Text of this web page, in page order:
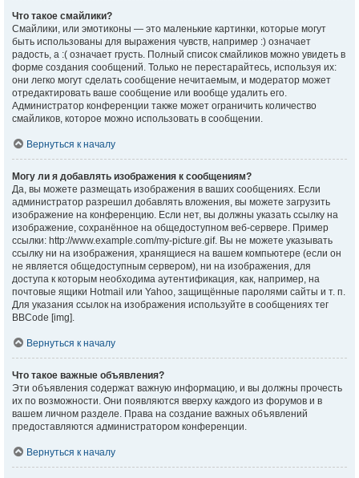
Что такое смайлики?
Смайлики, или эмотиконы — это маленькие картинки, которые могут
быть использованы для выражения чувств, например :) означает
радость, а :( означает грусть. Полный список смайликов можно увидеть в
форме создания сообщений. Только не перестарайтесь, используя их:
они легко могут сделать сообщение нечитаемым, и модератор может
отредактировать ваше сообщение или вообще удалить его.
Администратор конференции также может ограничить количество
смайликов, которое можно использовать в сообщении.
Вернуться к началу
Могу ли я добавлять изображения к сообщениям?
Да, вы можете размещать изображения в ваших сообщениях. Если
администратор разрешил добавлять вложения, вы можете загрузить
изображение на конференцию. Если нет, вы должны указать ссылку на
изображение, сохранённое на общедоступном веб-сервере. Пример
ссылки: http://www.example.com/my-picture.gif. Вы не можете указывать
ссылку ни на изображения, хранящиеся на вашем компьютере (если он
не является общедоступным сервером), ни на изображения, для
доступа к которым необходима аутентификация, как, например, на
почтовые ящики Hotmail или Yahoo, защищённые паролями сайты и т. п.
Для указания ссылок на изображения используйте в сообщениях тег
BBCode [img].
Вернуться к началу
Что такое важные объявления?
Эти объявления содержат важную информацию, и вы должны прочесть
их по возможности. Они появляются вверху каждого из форумов и в
вашем личном разделе. Права на создание важных объявлений
предоставляются администратором конференции.
Вернуться к началу